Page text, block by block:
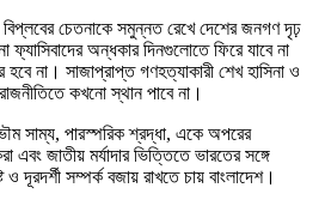
চেতনাকে সমুন্নত রেখে দেশের জনগণ দৃঢ়
অন্ধকার দিনগুলোতে ফিরে যাবে না
হবে না। সাজাপ্রাপ্ত গণহত্যাকারী শেখ হাসিনা ও
রাজনীতিতে কখনো স্থান পাবে না।
সাম্য, পারস্পরিক শ্রদ্ধা, একে অপরের
জাতীয় মর্যাদার ভিত্তিতে ভারতের সঙ্গে
দূরদর্শী সম্পর্ক বজায় রাখতে চায় বাংলাদেশ।